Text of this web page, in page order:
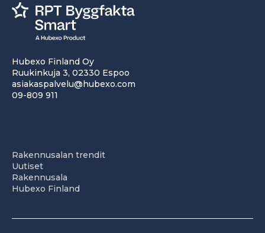
Hubexo Finland Oy
Ruukinkuja 3, 02330 Espoo
asiakaspalvelu@hubexo.com
09-809 911
Rakennusalan trendit
Uutiset
Rakennusala
Hubexo Finland